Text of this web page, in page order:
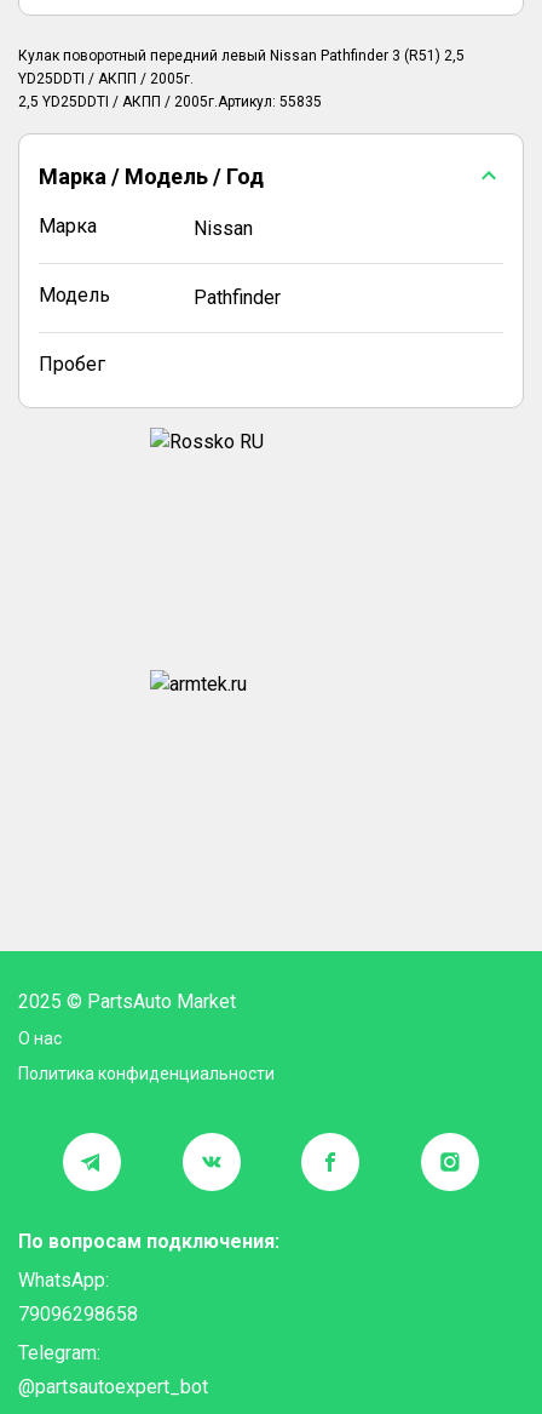
Кулак поворотный передний левый Nissan Pathfinder 3 (R51) 2,5
YD25DDTI / АКПП / 2005г.
2,5 YD25DDTI / АКПП / 2005г.Артикул: 55835
Марка / Модель / Год
Марка Nissan
Модель Pathfinder
Пробег
2025 © PartsAuto Market
О нас
Политика конфиденциальности
По вопросам подключения:
WhatsApp:
79096298658
Telegram:
@partsautoexpert_bot